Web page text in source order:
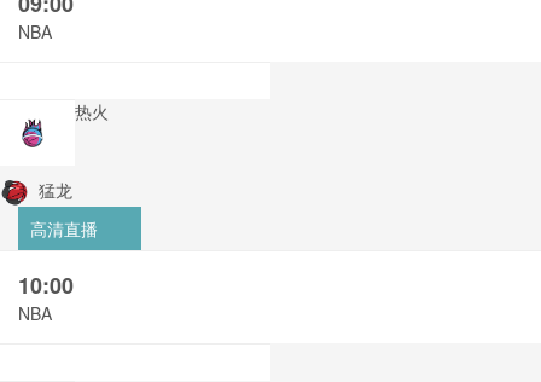
NBA
热火
猛龙
高清直播
10:00
NBA